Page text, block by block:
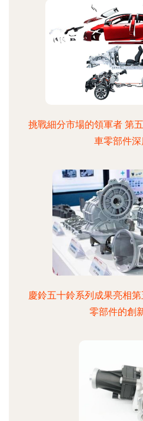
挑戰細分市場的領軍者 第
車零部件
慶鈴五十鈴系列成果亮相
零部件的創